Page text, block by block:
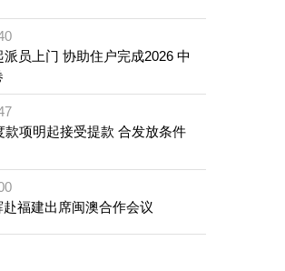
住户完成2026 中
起接受提款 合发放条件
福建出席闽澳合作会议